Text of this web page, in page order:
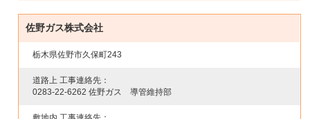
佐野ガス株式会社
栃木県佐野市久保町243
道路上 工事連絡先：
0283-22-6262 佐野ガス 導管維持部